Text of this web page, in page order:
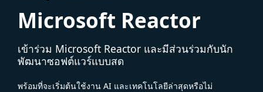
Microsoft Reactor
เข้าร่วม Microsoft Reactor และมีส่วนร่วมกับนัก
พัฒนาซอฟต์แวร์แบบสด
พร้อมที่จะเริ่มต้นใช้งาน AI และเทคโนโลยีล่าสุดหรือไม่